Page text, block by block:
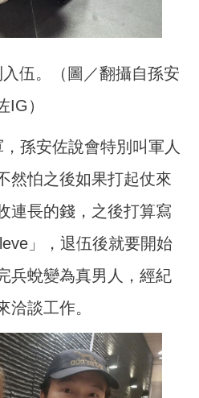
伍。（圖／翻攝自孫安
IG）
孫安佐說會特別叫軍人
然怕之後如果打起仗來
連長的錢，之後打算寫
」，退伍後就要開始
兵蛻變為真男人，經紀
洽談工作。